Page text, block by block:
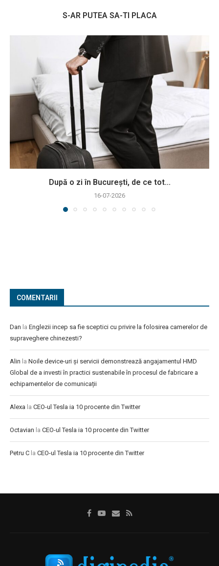
S-AR PUTEA SA-TI PLACA
După o zi în București, de ce tot...
16-07-2026
COMENTARII
Dan la Englezii incep sa fie sceptici cu privire la folosirea camerelor de
supraveghere chinezesti?
Alin la Noile device-uri și servicii demonstrează angajamentul HMD
Global de a investi în practici sustenabile în procesul de fabricare a
echipamentelor de comunicații
Alexa la CEO-ul Tesla ia 10 procente din Twitter
Octavian la CEO-ul Tesla ia 10 procente din Twitter
Petru C la CEO-ul Tesla ia 10 procente din Twitter